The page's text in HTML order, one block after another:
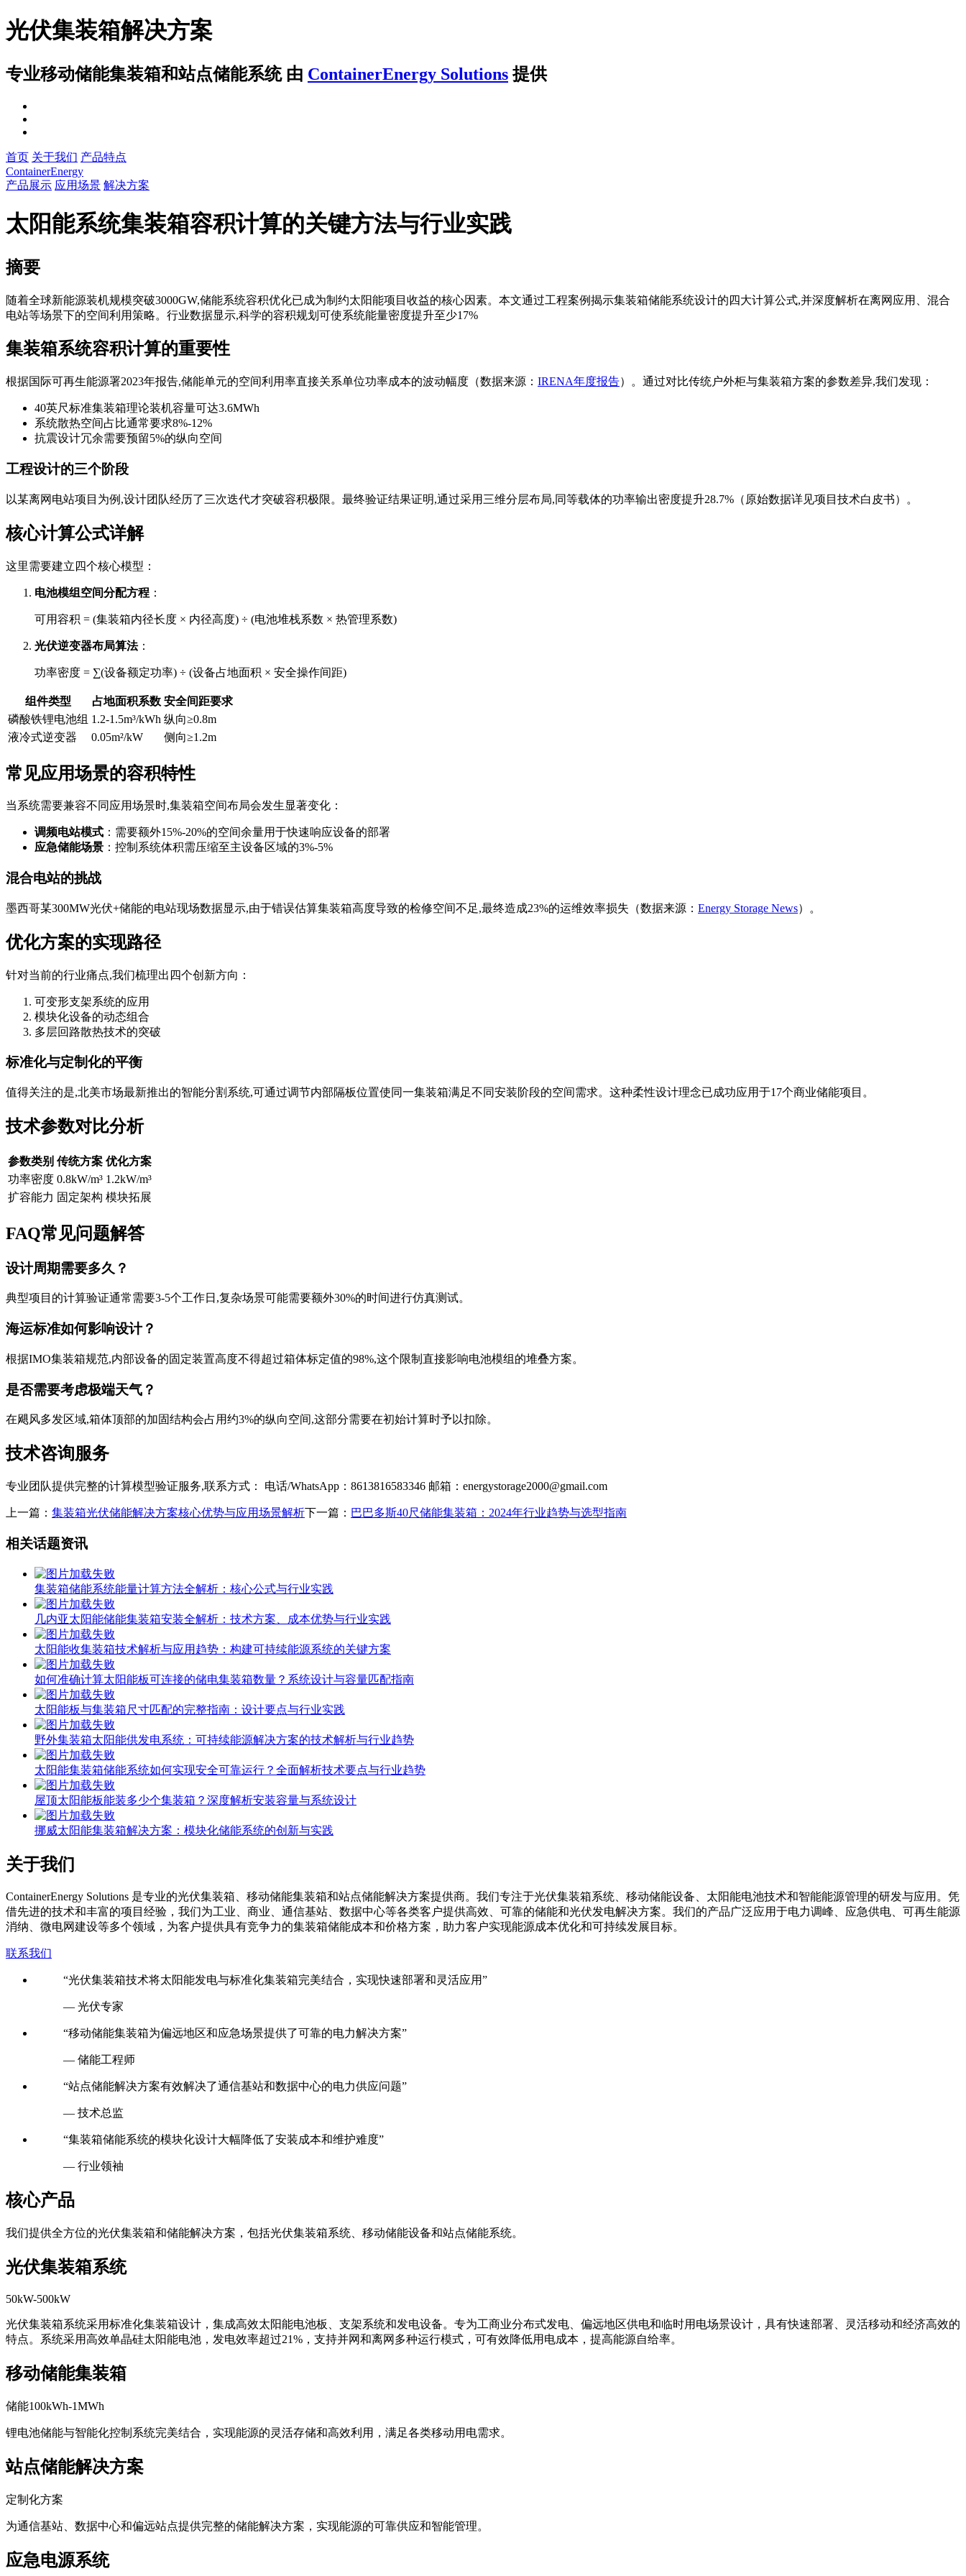
光伏集装箱解决方案
专业移动储能集装箱和站点储能系统 由 ContainerEnergy Solutions 提供
首页 关于我们 产品特点
ContainerEnergy
产品展示 应用场景 解决方案
太阳能系统集装箱容积计算的关键方法与行业实践
摘要
随着全球新能源装机规模突破3000GW,储能系统容积优化已成为制约太阳能项目收益的核心因素。本文通过工程案例揭示集装箱储能系统设计的四大计算公式,并深度解析在离网应用、混合
电站等场景下的空间利用策略。行业数据显示,科学的容积规划可使系统能量密度提升至少17%
集装箱系统容积计算的重要性
根据国际可再生能源署2023年报告,储能单元的空间利用率直接关系单位功率成本的波动幅度（数据来源： IRENA年度报告）。通过对比传统户外柜与集装箱方案的参数差异,我们发现：
40英尺标准集装箱理论装机容量可达3.6MWh
系统散热空间占比通常要求8%-12%
抗震设计冗余需要预留5%的纵向空间
工程设计的三个阶段
以某离网电站项目为例,设计团队经历了三次迭代才突破容积极限。最终验证结果证明,通过采用三维分层布局,同等载体的功率输出密度提升28.7%（原始数据详见项目技术白皮书）。
核心计算公式详解
这里需要建立四个核心模型：
电池模组空间分配方程 ：
可用容积 = (集装箱内径长度 × 内径高度) ÷ (电池堆栈系数 × 热管理系数)
光伏逆变器布局算法：
功率密度 = ∑(设备额定功率) ÷ (设备占地面积 × 安全操作间距)
组件类型 占地面积系数 安全间距要求
磷酸铁锂电池组 1.2-1.5m³/kWh 纵向≥0.8m
液冷式逆变器
0.05m²/kW 侧向≥1.2m
常见应用场景的容积特性
当系统需要兼容不同应用场景时,集装箱空间布局会发生显著变化：
调频电站模式 ：需要额外15%-20%的空间余量用于快速响应设备的部署
应急储能场景 ：控制系统体积需压缩至主设备区域的3%-5%
混合电站的挑战
墨西哥某300MW光伏+储能的电站现场数据显示,由于错误估算集装箱高度导致的检修空间不足,最终造成23%的运维效率损失（数据来源： Energy Storage News）。
优化方案的实现路径
针对当前的行业痛点,我们梳理出四个创新方向：
可变形支架系统的应用
模块化设备的动态组合
多层回路散热技术的突破
标准化与定制化的平衡
值得关注的是,北美市场最新推出的智能分割系统,可通过调节内部隔板位置使同一集装箱满足不同安装阶段的空间需求。这种柔性设计理念已成功应用于17个商业储能项目。
技术参数对比分析
参数类别 传统方案 优化方案
功率密度 0.8kW/m³ 1.2kW/m³
扩容能力 固定架构 模块拓展
FAQ常见问题解答
设计周期需要多久？
典型项目的计算验证通常需要3-5个工作日,复杂场景可能需要额外30%的时间进行仿真测试。
海运标准如何影响设计？
根据IMO集装箱规范,内部设备的固定装置高度不得超过箱体标定值的98%,这个限制直接影响电池模组的堆叠方案。
是否需要考虑极端天气？
在飓风多发区域,箱体顶部的加固结构会占用约3%的纵向空间,这部分需要在初始计算时予以扣除。
技术咨询服务
专业团队提供完整的计算模型验证服务,联系方式： 电话/WhatsApp：8613816583346 邮箱： energystorage2000@gmail.com
上一篇： 集装箱光伏储能解决方案核心优势与应用场景解析下一篇： 巴巴多斯40尺储能集装箱：2024年行业趋势与选型指南
相关话题资讯
集装箱储能系统能量计算方法全解析：核心公式与行业实践
几内亚太阳能储能集装箱安装全解析：技术方案、成本优势与行业实践
太阳能收集装箱技术解析与应用趋势：构建可持续能源系统的关键方案
如何准确计算太阳能板可连接的储电集装箱数量？系统设计与容量匹配指南
太阳能板与集装箱尺寸匹配的完整指南：设计要点与行业实践
野外集装箱太阳能供发电系统：可持续能源解决方案的技术解析与行业趋势
太阳能集装箱储能系统如何实现安全可靠运行？全面解析技术要点与行业趋势
屋顶太阳能板能装多少个集装箱？深度解析安装容量与系统设计
挪威太阳能集装箱解决方案：模块化储能系统的创新与实践
ontainerEnergy Solutions 是专业的光伏集装箱、移动储能集装箱和站点储能解决方案提供商。我们专注于光伏集装箱系统、移动储能设备、太阳能电池技术和智能能源管理的研发与应用。凭
借先进的技术和丰富的项目经验，我们为工业、商业、通信基站、数据中心等各类客户提供高效、可靠的储能和光伏发电解决方案。我们的产品广泛应用于电力调峰、应急供电、可再生能源
消纳、微电网建设等多个领域，为客户提供具有竞争力的集装箱储能成本和价格方案，助力客户实现能源成本优化和可持续发展目标。
联系我们
— 光伏专家
“移动储能集装箱为偏远地区和应急场景提供了可靠的电力解决方案”
— 储能工程师
“站点储能解决方案有效解决了通信基站和数据中心的电力供应问题”
— 技术总监
“集装箱储能系统的模块化设计大幅降低了安装成本和维护难度”
— 行业领袖
50kW-500kW
光伏集装箱系统采用标准化集装箱设计，集成高效太阳能电池板、支架系统和发电设备。专为工商业分布式发电、偏远地区供电和临时用电场景设计，具有快速部署、灵活移动和经济高效的
特点。系统采用高效单晶硅太阳能电池，发电效率超过21%，支持并网和离网多种运行模式，可有效降低用电成本，提高能源自给率。
锂电池储能与智能化控制系统完美结合，实现能源的灵活存储和高效利用，满足各类移动用电需求。
为通信基站、数据中心和偏远站点提供完整的储能解决方案，实现能源的可靠供应和智能管理。